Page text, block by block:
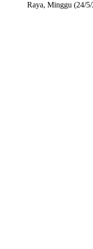
Raya, Minggu (24/